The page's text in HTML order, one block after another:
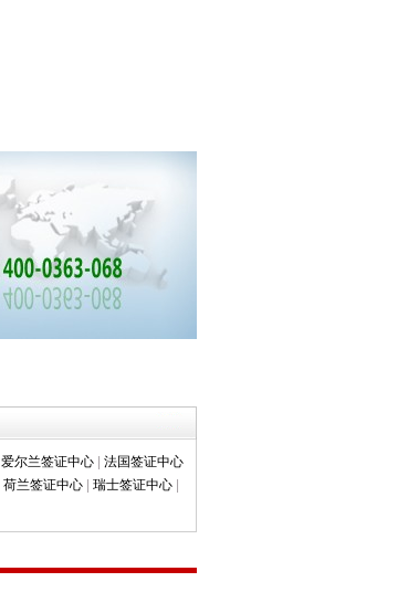
爱尔兰签证中心 | 法国签证中心
荷兰签证中心 | 瑞士签证中心 |